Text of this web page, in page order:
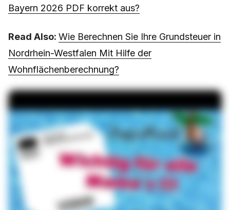
Bayern 2026 PDF korrekt aus?
Read Also: Wie Berechnen Sie Ihre Grundsteuer in
Nordrhein-Westfalen Mit Hilfe der
Wohnflächenberechnung?